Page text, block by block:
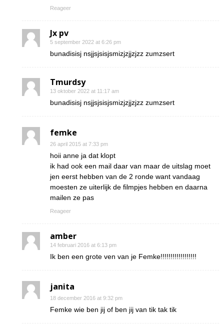
Reageer
Jx pv
5 september 2022 at 6:26 pm
bunadisisj nsjjsjsisjsmizjzjjzjzz zumzsert
Tmurdsy
13 oktober 2022 at 11:17 am
bunadisisj nsjjsjsisjsmizjzjjzjzz zumzsert
femke
26 april 2015 at 7:33 pm
hoii anne ja dat klopt
ik had ook een mail daar van maar de uitslag moet
jen eerst hebben van de 2 ronde want vandaag
moesten ze uiterlijk de filmpjes hebben en daarna
mailen ze pas
Reageer
amber
14 februari 2016 at 6:13 pm
Ik ben een grote ven van je Femke!!!!!!!!!!!!!!!!!!
janita
18 december 2016 at 9:32 pm
Femke wie ben jij of ben jij van tik tak tik